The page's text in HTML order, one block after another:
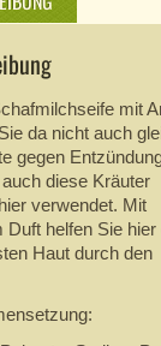
mit
da nicht auch
gegen
diese Kräuter
verwendet. Mit
Duft helfen Sie hier
Haut durch den